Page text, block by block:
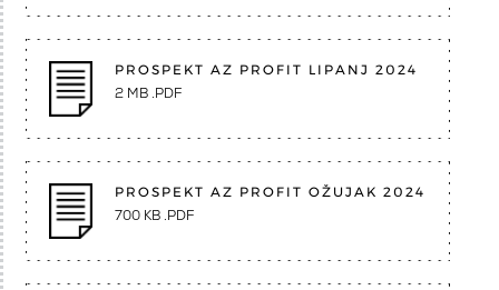
PROSPEKT AZ PROFIT LIPANJ 2024
2 MB .PDF
PROSPEKT AZ PROFIT OŽUJAK 2024
700 KB .PDF